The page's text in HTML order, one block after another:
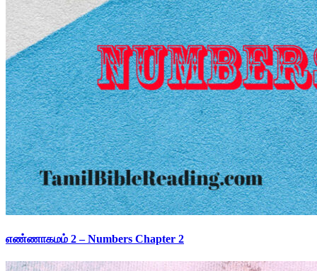
எண்ணாகமம் 2 – Numbers Chapter 2